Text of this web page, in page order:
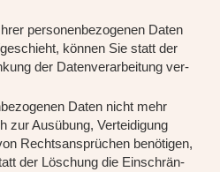
per­so­nen­be­zo­ge­nen Daten
kön­nen Sie statt der
der Daten­ver­ar­bei­tung ver­
Daten nicht mehr
zur Aus­übung, Ver­tei­di­gung
Rechts­an­sprü­chen benö­ti­gen,
der Löschung die Ein­schrän­